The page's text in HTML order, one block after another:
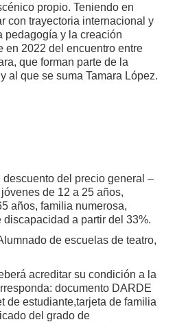
propio. Teniendo en
con trayectoria internacional y
pedagogía y la creación
en 2022 del encuentro entre
que forman parte de la
al que se suma Tamara López.
descuento del precio general –
de 12 a 25 años,
años, familia numerosa,
a partir del 33%.
de escuelas de teatro,
acreditar su condición a la
documento DARDE
de estudiante,tarjeta de familia
del grado de